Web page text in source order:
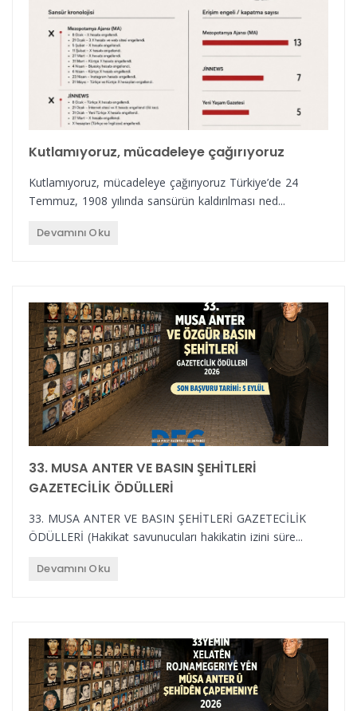
Kutlamıyoruz, mücadeleye çağırıyoruz
Kutlamıyoruz, mücadeleye çağırıyoruz Türkiye’de 24
Temmuz, 1908 yılında sansürün kaldırılması ned...
Devamını Oku
33. MUSA ANTER VE BASIN ŞEHİTLERİ
GAZETECİLİK ÖDÜLLERİ
33. MUSA ANTER VE BASIN ŞEHİTLERİ GAZETECİLİK
ÖDÜLLERİ (Hakikat savunucuları hakikatin izini süre...
Devamını Oku